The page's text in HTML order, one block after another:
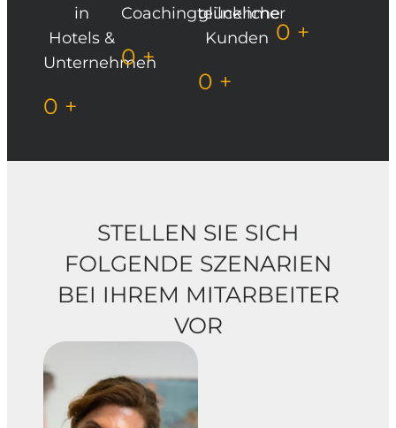
in
Hotels &
Unternehmen
0 +
Coachingteilnehmer
0 +
glückliche
Kunden
0 +
0 +
STELLEN SIE SICH
FOLGENDE SZENARIEN
BEI IHREM MITARBEITER
VOR